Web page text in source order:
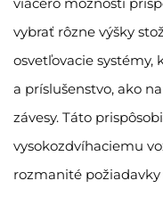
viacero možností
vybrať rôzne výšky
osvetľovacie systémy,
a príslušenstvo, ako
závesy. Táto
vysokozdvíhaciemu
rozmanité